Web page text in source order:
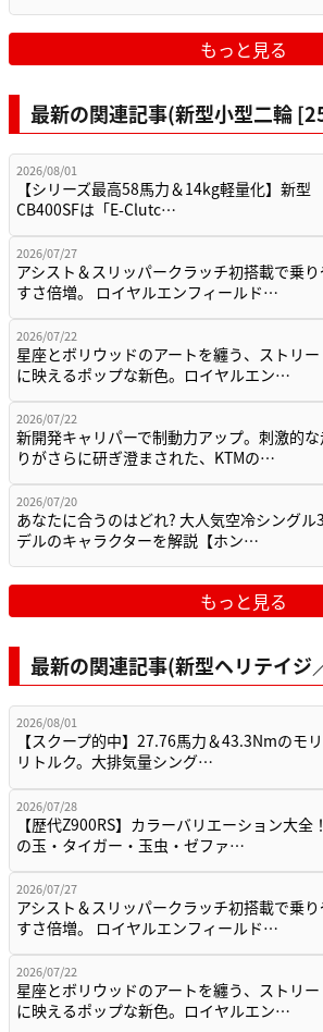
もっと見る
最新の関連記事(新型小型二輪
2026/08/01
【シリーズ最高58馬力＆14kg軽量化】新型
CB400SFは「E-Clutc…
2026/07/27
アシスト＆スリッパークラッチ初搭載で乗り
すさ倍増。 ロイヤルエンフィールド…
2026/07/22
星座とボリウッドのアートを纏う、ストリー
に映えるポップな新色。ロイヤルエン…
2026/07/22
新開発キャリパーで制動力アップ。刺激的
りがさらに研ぎ澄まされた、KTMの…
2026/07/20
あなたに合うのはどれ? 大人気空冷シングル
デルのキャラクターを解説【ホン…
もっと見る
最新の関連記事(新型ヘリテイジ
2026/08/01
【スクープ的中】27.76馬力＆43.3Nmのモ
リトルク。大排気量シング…
2026/07/28
【歴代Z900RS】カラーバリエーション大全
の玉・タイガー・玉虫・ゼファ…
2026/07/27
アシスト＆スリッパークラッチ初搭載で乗り
すさ倍増。 ロイヤルエンフィールド…
2026/07/22
星座とボリウッドのアートを纏う、ストリー
に映えるポップな新色。ロイヤルエン…